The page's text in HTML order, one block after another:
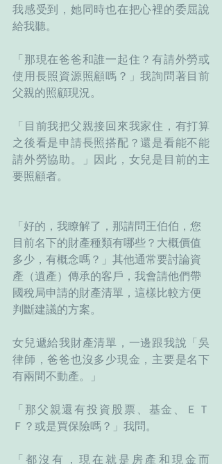
我感受到，她同時也在把心裡的委屈說
給我聽。
「那現在爸爸和誰一起住？有請外勞或
使用長照資源照顧嗎？」我詢問著目前
父親的照顧現況。
「目前我把父親接回來我家住，有打算
之後看是申請長照搭配？還是看能不能
請外勞協助。」因此，女兒是目前的主
要照顧者。
「好的，我瞭解了，那請問王伯伯，您
目前名下的財產種類有哪些？大概價值
多少，有概念嗎？」其他通常要討論資
產（遺產）傳承的客戶，我會請他們帶
國稅局申請的財產清單，這樣比較方便
判斷建議的方案。
女兒遞給我財產清單，一邊跟我說「吳
律師，爸爸也沒多少現金，主要是名下
有兩間不動產。」
「那父親還有投資股票、基金、ＥＴ
Ｆ？或是買保險嗎？」我問。
「都沒有，現在就是房產和現金而